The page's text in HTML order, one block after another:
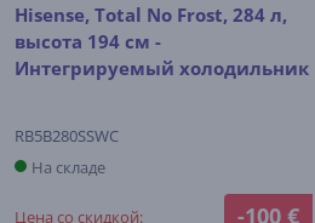
-100 €
Hisense, Total No Frost, 284 л,
высота 194 см -
Интегрируемый холодильник
RB5B280SSWC
На складе
Цена со скидкой: